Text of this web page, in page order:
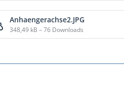
Anhaengerachse2.JPG
348,49 kB – 76 Downloads